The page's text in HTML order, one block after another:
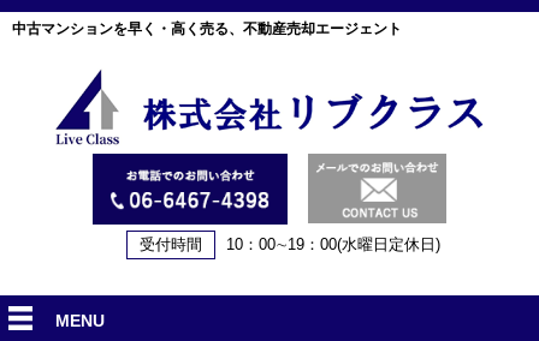
中古マンションを早く・高く売る、不動産売却エージェント
受付時間 10：00∼19：00(水曜日定休日)
MENU